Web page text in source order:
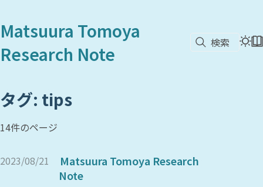
Matsuura Tomoya
Research Note
検索
タグ: tips
14件のページ
2023/08/21
Matsuura Tomoya Research
Note